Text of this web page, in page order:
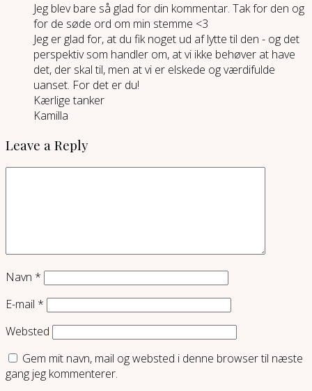
Jeg blev bare så glad for din kommentar. Tak for den og
for de søde ord om min stemme <3
Jeg er glad for, at du fik noget ud af lytte til den - og det
perspektiv som handler om, at vi ikke behøver at have
det, der skal til, men at vi er elskede og værdifulde
uanset. For det er du!
Kærlige tanker
Kamilla
Leave a Reply
Navn *
E-mail *
Websted
Gem mit navn, mail og websted i denne browser til næste
gang jeg kommenterer.